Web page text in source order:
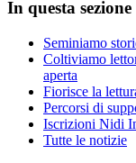
In questa sezione
Seminiamo
Coltiviamo
aperta
Fiorisce la
Percorsi di
Iscrizioni Nidi
Tutte le notizie